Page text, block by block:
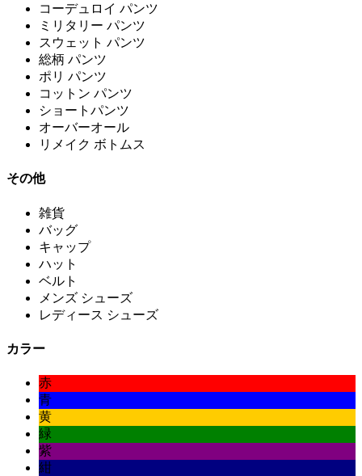
コーデュロイ パンツ
ミリタリー パンツ
スウェット パンツ
総柄 パンツ
ポリ パンツ
コットン パンツ
ショートパンツ
オーバーオール
リメイク ボトムス
その他
雑貨
バッグ
キャップ
ハット
ベルト
メンズ シューズ
レディース シューズ
カラー
赤
青
黄
緑
紫
紺